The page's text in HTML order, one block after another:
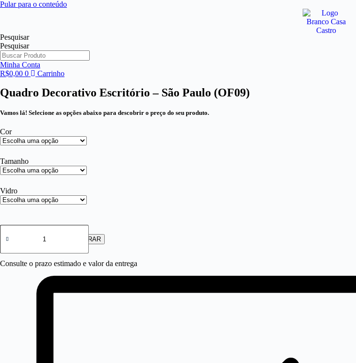
Pular para o conteúdo
Pesquisar
Pesquisar
Minha Conta
R$0,00 0 Carrinho
Quadro Decorativo Escritório – São Paulo (OF09)
Vamos lá! Selecione as opções abaixo para descobrir o preço do seu produto.
Cor
Tamanho
Vidro
Quadro
Decorativo
-
São
COMPRAR
Consulte o prazo estimado e valor da entrega